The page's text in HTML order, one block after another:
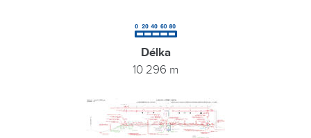
Délka
10 296 m